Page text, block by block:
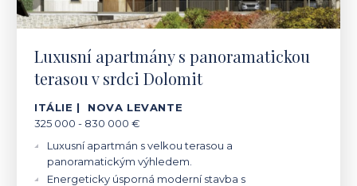
Luxusní apartmány s panoramatickou
terasou v srdci Dolomit
ITÁLIE | NOVA LEVANTE
325 000 - 830 000 €
Luxusní apartmán s velkou terasou a
panoramatickým výhledem.
Energeticky úsporná moderní stavba s